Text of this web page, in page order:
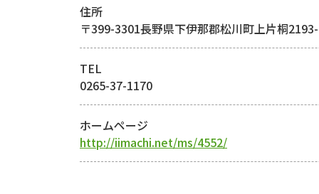
住所
〒399-3301長野県下伊那郡松川町上片桐
TEL
0265-37-1170
ホームページ
http://iimachi.net/ms/4552/